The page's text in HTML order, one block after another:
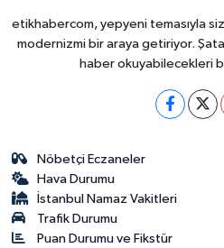
etikhabercom, yepyeni temasıyla
modernizmi bir araya getiriyor.
haber okuyabilecekleri
Nöbetçi Eczaneler
Hava Durumu
İstanbul Namaz Vakitleri
Trafik Durumu
Puan Durumu ve Fikstür